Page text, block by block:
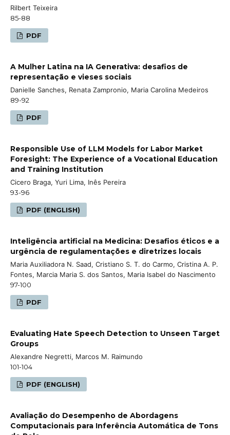
Rilbert Teixeira
85-88
PDF
A Mulher Latina na IA Generativa: desafios de
representação e vieses sociais
Danielle Sanches, Renata Zampronio, Maria Carolina Medeiros
89-92
PDF
Responsible Use of LLM Models for Labor Market
Foresight: The Experience of a Vocational Education
and Training Institution
Cicero Braga, Yuri Lima, Inês Pereira
93-96
PDF (ENGLISH)
Inteligência artificial na Medicina: Desafios éticos e a
urgência de regulamentações e diretrizes locais
Maria Auxiliadora N. Saad, Cristiano S. T. do Carmo, Cristina A. P.
Fontes, Marcia Maria S. dos Santos, Maria Isabel do Nascimento
97-100
PDF
Evaluating Hate Speech Detection to Unseen Target
Groups
Alexandre Negretti, Marcos M. Raimundo
101-104
PDF (ENGLISH)
Avaliação do Desempenho de Abordagens
Computacionais para Inferência Automática de Tons